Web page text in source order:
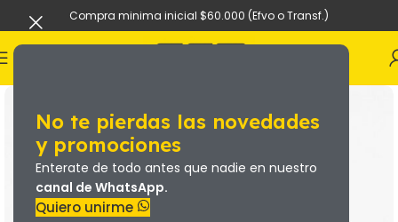
No te pierdas las novedades
y promociones
Enterate de todo antes que nadie en nuestro
canal de WhatsApp.
Quiero unirme
Compra minima inicial $60.000 (Efvo o Transf.)